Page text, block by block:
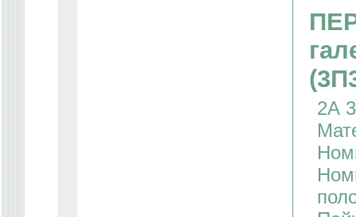
2А